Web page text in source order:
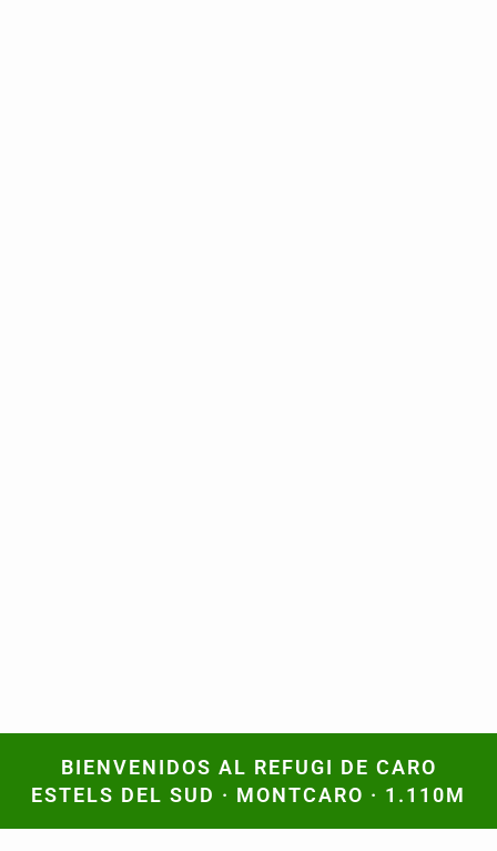
BIENVENIDOS AL REFUGI DE CARO
ESTELS DEL SUD · MONTCARO · 1.110M
BIENVENIDOS AL REFUGI DE CARO
ESTELS DEL SUD · MONTCARO · 1.110M